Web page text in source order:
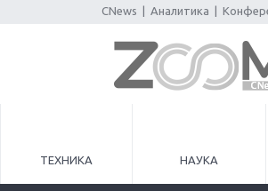
CNews Аналитика
ТЕХНИКА НАУКА